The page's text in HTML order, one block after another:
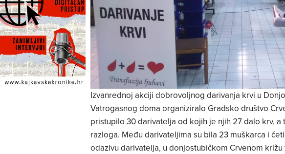
Izvanrednoj akciji dobrovoljnog darivanja krvi u
Vatrogasnog doma organiziralo Gradsko društvo
pristupilo 30 darivatelja od kojih je njih 27 dalo krv,
razloga. Među darivateljima su bila 23 muškarca i
odazivu darivatelja, u donjostubičkom Crvenom